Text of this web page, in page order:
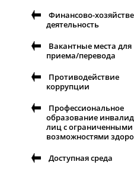
Финансово-
деятельность
Вакантные места для
приема/перевода
Противодействие
коррупции
Профессиональное
образование
лиц с ограниченными
возможностями
Доступная среда